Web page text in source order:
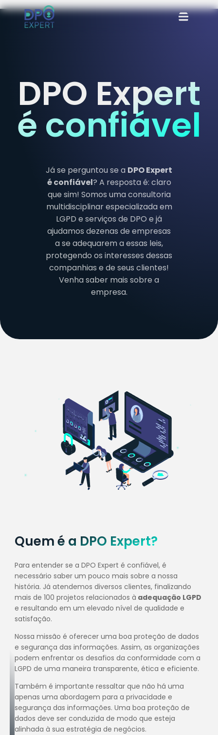
DPO Expert
é confiável
Já se perguntou se a DPO Expert
é confiável? A resposta é: claro
que sim! Somos uma consultoria
multidisciplinar especializada em
LGPD e serviços de DPO e já
ajudamos dezenas de empresas
a se adequarem a essas leis,
protegendo os interesses dessas
companhias e de seus clientes!
Venha saber mais sobre a
empresa.
Quem é a DPO Expert?
Para entender se a DPO Expert é confiável, é
necessário saber um pouco mais sobre a nossa
história. Já atendemos diversos clientes, finalizando
mais de 100 projetos relacionados à adequação LGPD
e resultando em um elevado nível de qualidade e
satisfação.
Nossa missão é oferecer uma boa proteção de dados
e segurança das informações. Assim, as organizações
podem enfrentar os desafios da conformidade com a
LGPD de uma maneira transparente, ética e eficiente.
Também é importante ressaltar que não há uma
apenas uma abordagem para a privacidade e
segurança das informações. Uma boa proteção de
dados deve ser conduzida de modo que esteja
alinhada à sua estratégia de negócios.